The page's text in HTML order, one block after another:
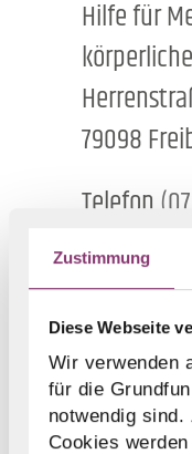
Zustimmung
Diese Webseite
Wir verwenden
für die
notwendig
Cookies
Hilfe für
79098
Telefon
E-Mail
stiftung.de
Dem
Engisch-
Barrois